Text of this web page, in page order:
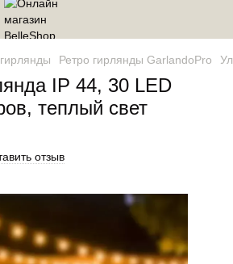
Ретро гирлянды GarlandoPro
IP 44, 30 LED
теплый свет
отзыв